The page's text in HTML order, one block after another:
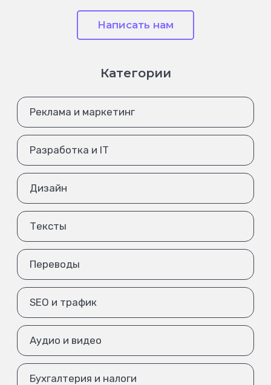
Написать нам
Категории
Реклама и маркетинг
Разработка и IT
Дизайн
Тексты
Переводы
SEO и трафик
Аудио и видео
Бухгалтерия и налоги